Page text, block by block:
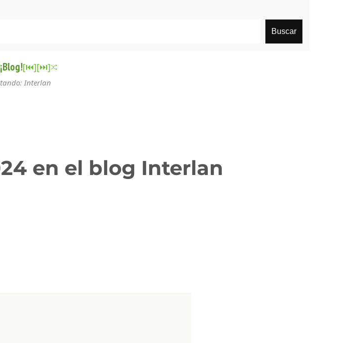
Buscar
[⏮︎][⏭︎]
Interlan
en el blog Interlan